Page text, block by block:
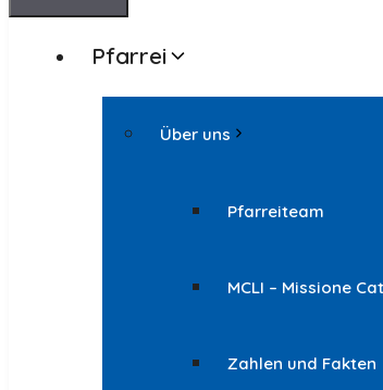
Pfarrei
Über uns
Pfarreiteam
MCLI – Missione
Zahlen und Fakten